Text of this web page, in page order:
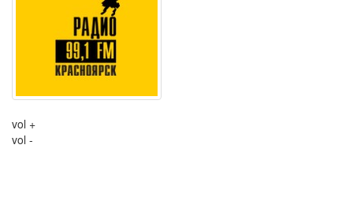
vol +
vol -